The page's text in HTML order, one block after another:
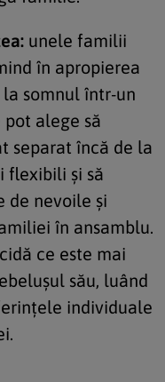
unele familii
în apropierea
somnul într-un
alege să
separat încă de la
flexibili și să
de nevoile și
în ansamblu.
ce este mai
său, luând
individuale